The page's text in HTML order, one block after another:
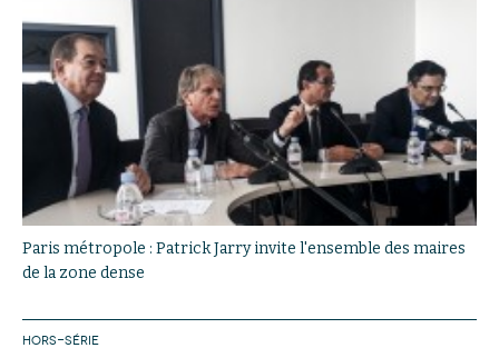
Paris métropole : Patrick Jarry invite l'ensemble des maires
de la zone dense
HORS-SÉRIE